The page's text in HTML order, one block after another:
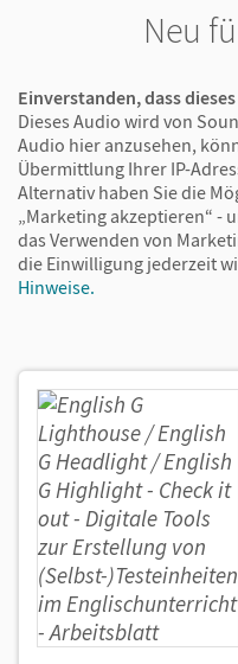
Neu
Einverstanden, dass
Dieses Audio wird von
Audio hier anzusehen,
Übermittlung Ihrer IP-
Alternativ haben Sie die
„Marketing akzeptieren“ -
das Verwenden von
die Einwilligung jederzeit
Hinweise.